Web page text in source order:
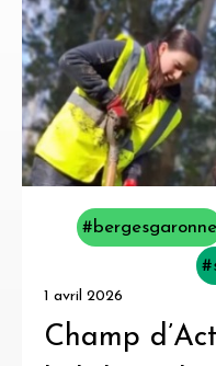
#bergesgaronne
1 avril 2026
Champ